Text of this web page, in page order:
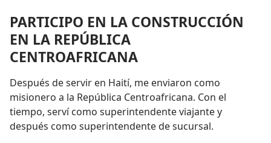
PARTICIPO EN LA CONSTRUCCIÓN
EN LA REPÚBLICA
CENTROAFRICANA
Después de servir en Haití, me enviaron como
misionero a la República Centroafricana. Con el
tiempo, serví como superintendente viajante y
después como superintendente de sucursal.